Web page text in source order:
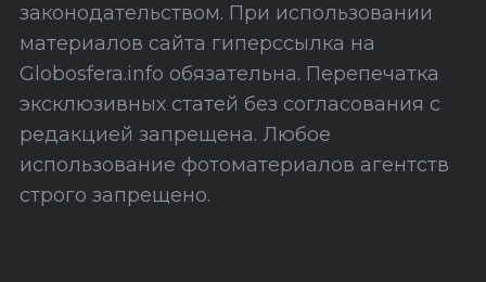
а
законодательством. При использовании
материалов сайта гиперссылка на
Globosfera.info обязательна. Перепечатка
эксклюзивных статей без согласования с
редакцией запрещена. Любое
использование фотоматериалов агентств
строго запрещено.